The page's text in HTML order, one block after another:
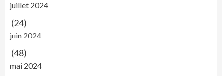
juillet 2024
(24)
juin 2024
(48)
mai 2024